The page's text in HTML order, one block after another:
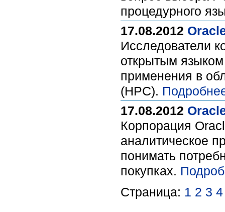
процедурного
17.08.2012
Исследователи
открытым
применения в
(HPC).
17.08.2012
Корпорация
аналитическое
понимать
покупках.
Страница: 1 2 3 4